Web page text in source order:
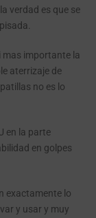
verdad es que se
mas importante la
aterrizaje de
no es lo
en la parte
en golpes
exactamente lo
y usar y muy